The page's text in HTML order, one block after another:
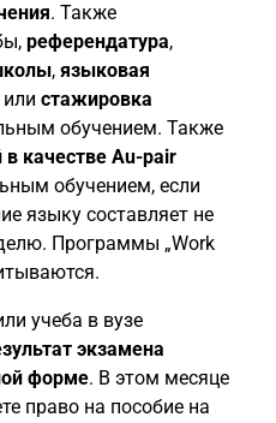
. Также
референдатура,
, языковая
стажировка
обучением. Также
качестве Au-pair
обучением, если
языку составляет не
Программы „Work
учеба в вузе
экзамена
форме. В этом месяце
право на пособие на